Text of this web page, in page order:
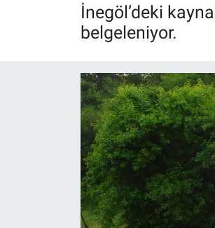
İnegöl’deki
belgeleniyor.
Kadın & Aile
Kültür & Sanat
Tüm Manşetler
Son Dakika Haberleri
Haber Arşivi